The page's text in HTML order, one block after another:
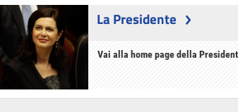
La Presidente
Vai alla home page della